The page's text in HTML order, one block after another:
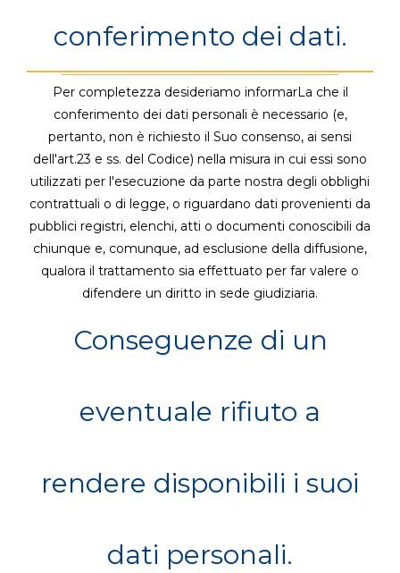
conferimento dei dati.
Per completezza desideriamo informarLa che il
conferimento dei dati personali è necessario (e,
pertanto, non è richiesto il Suo consenso, ai sensi
dell'art.23 e ss. del Codice) nella misura in cui essi sono
utilizzati per l'esecuzione da parte nostra degli obblighi
contrattuali o di legge, o riguardano dati provenienti da
pubblici registri, elenchi, atti o documenti conoscibili da
chiunque e, comunque, ad esclusione della diffusione,
qualora il trattamento sia effettuato per far valere o
difendere un diritto in sede giudiziaria.
Conseguenze di un
eventuale rifiuto a
rendere disponibili i suoi
dati personali.